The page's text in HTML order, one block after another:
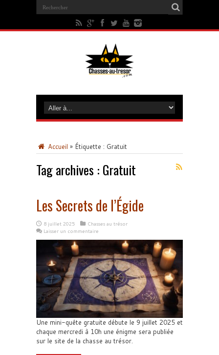
Accueil » Étiquette : Gratuit
Tag archives : Gratuit
Les Secrets de l’Égide
8 juillet 2025
Chasses au trésor
Laisser un commentaire
Une mini-quête gratuite débute le 9 juillet 2025 et
chaque mercredi à 10h une énigme sera publiée
sur le site de la chasse au trésor.